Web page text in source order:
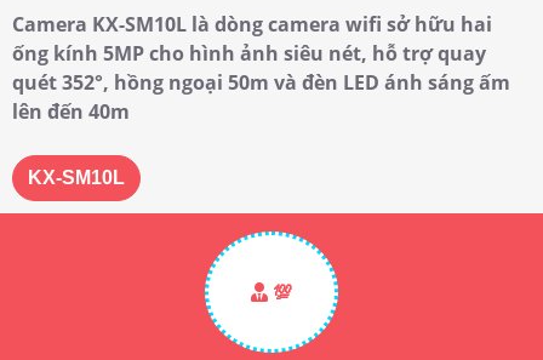
Camera KX-SM10L là dòng camera wifi sở hữu hai
ống kính 5MP cho hình ảnh siêu nét, hỗ trợ quay
quét 352°, hồng ngoại 50m và đèn LED ánh sáng ấm
lên đến 40m
KX-SM10L
💯